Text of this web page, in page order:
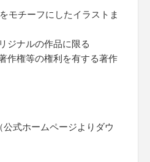
モチーフにしたイラストま
ジナルの作品に限る
作権等の権利を有する著作
式ホームページよりダウ